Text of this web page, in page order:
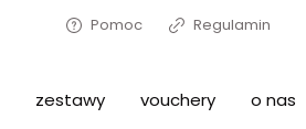
Pomoc Regulamin
zestawy vouchery o nas